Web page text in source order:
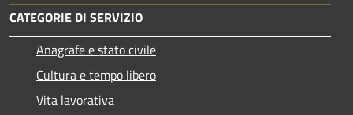
CATEGORIE DI SERVIZIO
Anagrafe e stato civile
Cultura e tempo libero
Vita lavorativa